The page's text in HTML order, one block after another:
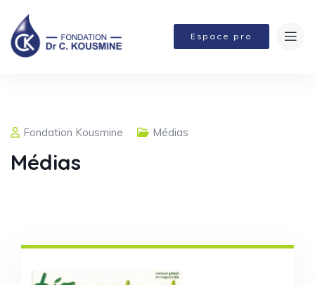
Espace pro
Fondation Kousmine Médias
Médias